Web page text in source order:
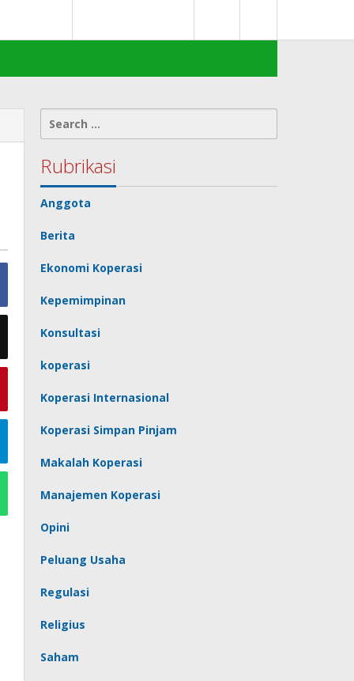
for:
Rubrikasi
Anggota
Berita
Ekonomi Koperasi
Kepemimpinan
Konsultasi
koperasi
Koperasi Internasional
Koperasi Simpan Pinjam
Makalah Koperasi
Manajemen Koperasi
Opini
Peluang Usaha
Regulasi
Religius
Saham